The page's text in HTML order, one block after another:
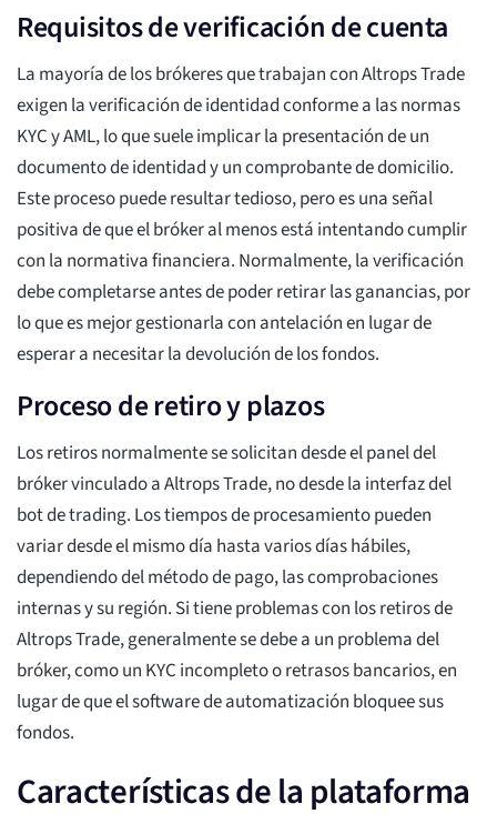
Requisitos de verificación de cuenta
La mayoría de los brókeres que trabajan con Altrops Trade
exigen la verificación de identidad conforme a las normas
KYC y AML, lo que suele implicar la presentación de un
documento de identidad y un comprobante de domicilio.
Este proceso puede resultar tedioso, pero es una señal
positiva de que el bróker al menos está intentando cumplir
con la normativa financiera. Normalmente, la verificación
debe completarse antes de poder retirar las ganancias, por
lo que es mejor gestionarla con antelación en lugar de
esperar a necesitar la devolución de los fondos.
Proceso de retiro y plazos
Los retiros normalmente se solicitan desde el panel del
bróker vinculado a Altrops Trade, no desde la interfaz del
bot de trading. Los tiempos de procesamiento pueden
variar desde el mismo día hasta varios días hábiles,
dependiendo del método de pago, las comprobaciones
internas y su región. Si tiene problemas con los retiros de
Altrops Trade, generalmente se debe a un problema del
bróker, como un KYC incompleto o retrasos bancarios, en
lugar de que el software de automatización bloquee sus
fondos.
Características de la plataforma